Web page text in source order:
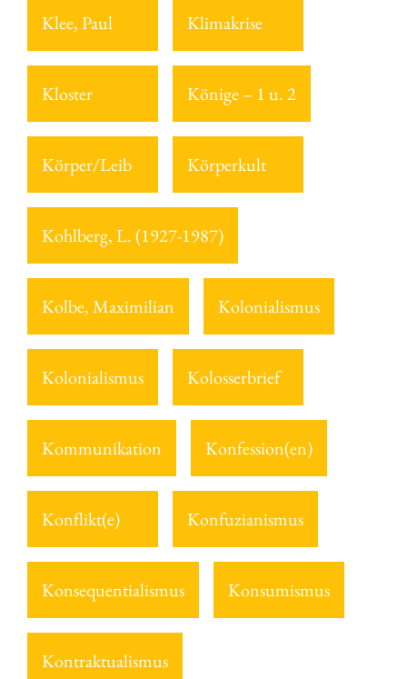
Klee, Paul Klimakrise
Kloster Könige – 1 u. 2
Körper/Leib Körperkult
Kohlberg, L. (1927-1987)
Kolbe, Maximilian Kolonialismus
Kolonialismus Kolosserbrief
Kommunikation Konfession(en)
Konflikt(e) Konfuzianismus
Konsequentialismus Konsumismus
Kontraktualismus